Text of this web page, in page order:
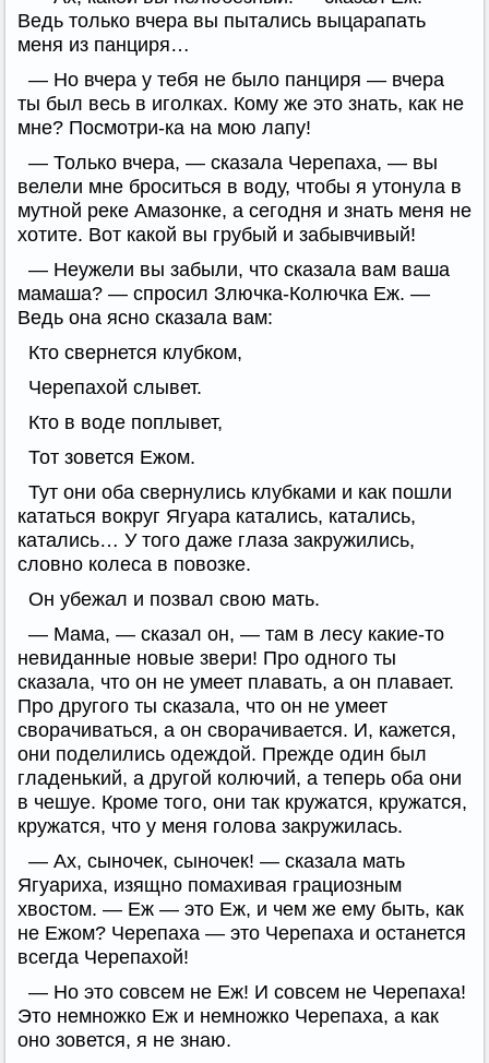
Ведь только вчера вы пытались выцарапать
меня из панциря…
— Но вчера у тебя не было панциря — вчера
ты был весь в иголках. Кому же это знать, как не
мне? Посмотри-ка на мою лапу!
— Только вчера, — сказала Черепаха, — вы
велели мне броситься в воду, чтобы я утонула в
мутной реке Амазонке, а сегодня и знать меня не
хотите. Вот какой вы грубый и забывчивый!
— Неужели вы забыли, что сказала вам ваша
мамаша? — спросил Злючка-Колючка Еж. —
Ведь она ясно сказала вам:
Кто свернется клубком,
Черепахой слывет.
Кто в воде поплывет,
Тот зовется Ежом.
Тут они оба свернулись клубками и как пошли
кататься вокруг Ягуара катались, катались,
катались… У того даже глаза закружились,
словно колеса в повозке.
Он убежал и позвал свою мать.
— Мама, — сказал он, — там в лесу какие-то
невиданные новые звери! Про одного ты
сказала, что он не умеет плавать, а он плавает.
Про другого ты сказала, что он не умеет
сворачиваться, а он сворачивается. И, кажется,
они поделились одеждой. Прежде один был
гладенький, а другой колючий, а теперь оба они
в чешуе. Кроме того, они так кружатся, кружатся,
кружатся, что у меня голова закружилась.
— Ах, сыночек, сыночек! — сказала мать
Ягуариха, изящно помахивая грациозным
хвостом. — Еж — это Еж, и чем же ему быть, как
не Ежом? Черепаха — это Черепаха и останется
всегда Черепахой!
— Но это совсем не Еж! И совсем не Черепаха!
Это немножко Еж и немножко Черепаха, а как
оно зовется, я не знаю.